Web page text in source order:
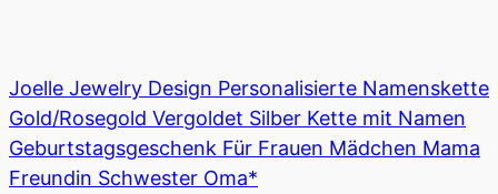
Joelle Jewelry Design Personalisierte Namenskette
Gold/Rosegold Vergoldet Silber Kette mit Namen
Geburtstagsgeschenk Für Frauen Mädchen Mama
Freundin Schwester Oma*